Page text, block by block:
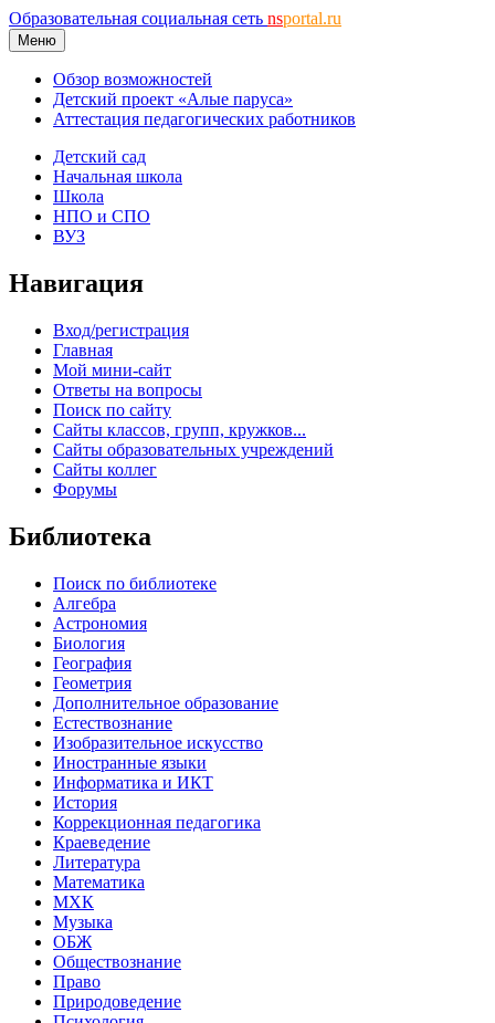
Образовательная социальная сеть nsportal.ru
Меню
Обзор возможностей
Детский проект «Алые паруса»
Аттестация педагогических работников
Детский сад
Начальная школа
Школа
НПО и СПО
ВУЗ
Навигация
Вход/регистрация
Главная
Мой мини-сайт
Ответы на вопросы
Поиск по сайту
Сайты классов, групп, кружков...
Сайты образовательных учреждений
Сайты коллег
Форумы
Библиотека
Поиск по библиотеке
Алгебра
Астрономия
Биология
География
Геометрия
Дополнительное образование
Естествознание
Изобразительное искусство
Иностранные языки
Информатика и ИКТ
История
Коррекционная педагогика
Краеведение
Литература
Математика
МХК
Музыка
ОБЖ
Обществознание
Право
Природоведение